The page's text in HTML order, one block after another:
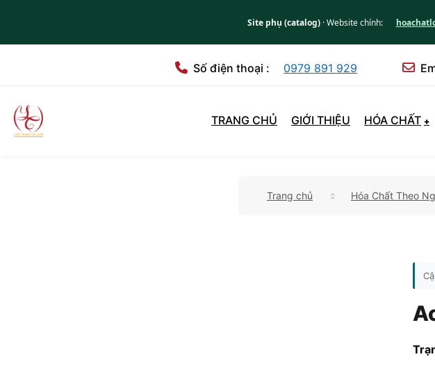
Site phụ (catalog)· Website chính:
Số điện thoại : 0979 891 929
TRANG CHỦ GIỚI THIỆU HÓA CHẤT
Trang chủ Hóa Chất Theo